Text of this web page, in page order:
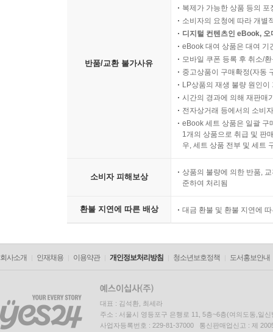
반품/교환 불가사유
복제가 가능한 상품 등의
소비자의 요청에 따라 개별
디지털 컨텐츠인 eBook,
eBook 대여 상품은 대여 기
모바일 쿠폰 등록 후 취소/
중고상품이 구매확정(자동
LP상품의 재생 불량 원인
시간의 경과에 의해 재판매
전자상거래 등에서의 소비
eBook 세트 상품은 일괄 구
1개의 상품으로 취급 및 판
우, 세트 상품 전부 및 세트
소비자 피해보상
상품의 불량에 의한 반품,
준하여 처리됨
환불 지연에 따른 배상 대금 환불 및 환불 지연에
회사소개 인재채용 이용약관 개인정보처리방침 청소년보호정책 도서홍보안내
대표 : 김석환, 최세라
주소 : 서울시 영등포구 은행로 11, 5층~6층(여의도동,일신
사업자등록번호 : 229-81-37000 통신판매업신고 : 제